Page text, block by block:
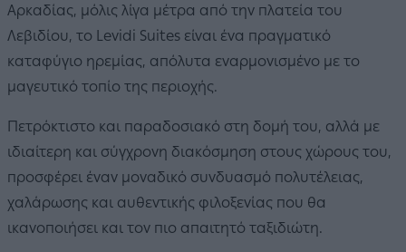
Αρκαδίας, μόλις λίγα μέτρα από την πλατεία του
Λεβιδίου, το Levidi Suites είναι ένα πραγματικό
καταφύγιο ηρεμίας, απόλυτα εναρμονισμένο με το
μαγευτικό τοπίο της περιοχής.
Πετρόκτιστο και παραδοσιακό στη δομή του, αλλά με
ιδιαίτερη και σύγχρονη διακόσμηση στους χώρους του,
προσφέρει έναν μοναδικό συνδυασμό πολυτέλειας,
χαλάρωσης και αυθεντικής φιλοξενίας που θα
ικανοποιήσει και τον πιο απαιτητό ταξιδιώτη.